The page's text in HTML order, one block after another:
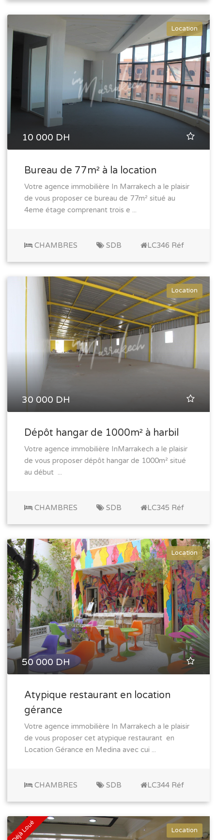
Location
10 000 DH
Bureau de 77m² à la location
Votre agence immobilière In Marrakech a le plaisir
de vous proposer ce bureau de 77m² situé au
4eme étage comprenant trois e ...
CHAMBRES SDB LC346 Réf
Location
30 000 DH
Dépôt hangar de 1000m² à harbil
Votre agence immobilière InMarrakech a le plaisir
de vous proposer dépôt hangar de 1000m² situé
au début ...
CHAMBRES SDB LC345 Réf
Location
50 000 DH
Atypique restaurant en location
gérance
Votre agence immobilière In Marrakech a le plaisir
de vous proposer cet atypique restaurant en
Location Gérance en Medina avec cui ...
CHAMBRES SDB LC344 Réf
Déjà Loué Location